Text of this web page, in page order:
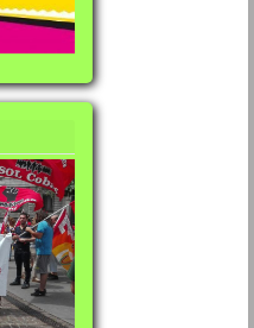
FotoGallery Sol